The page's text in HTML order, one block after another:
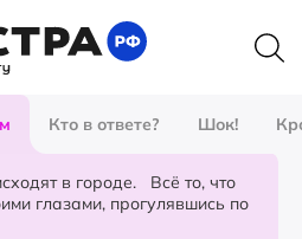
Кто в ответе? Шок!
в городе. Всё то, что
глазами, прогулявшись по